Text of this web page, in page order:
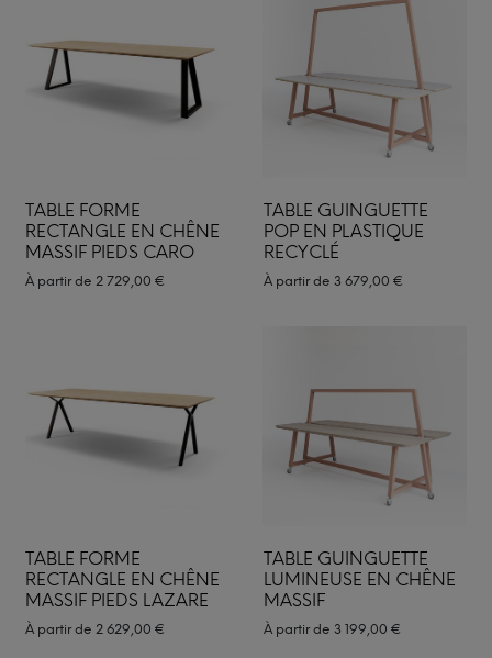
TABLE FORME
RECTANGLE EN CHÊNE
MASSIF PIEDS CARO
À partir de 2 729,00 €
TABLE GUINGUETTE
POP EN PLASTIQUE
RECYCLÉ
À partir de 3 679,00 €
TABLE FORME
RECTANGLE EN CHÊNE
MASSIF PIEDS LAZARE
À partir de 2 629,00 €
TABLE GUINGUETTE
LUMINEUSE EN CHÊNE
MASSIF
À partir de 3 199,00 €